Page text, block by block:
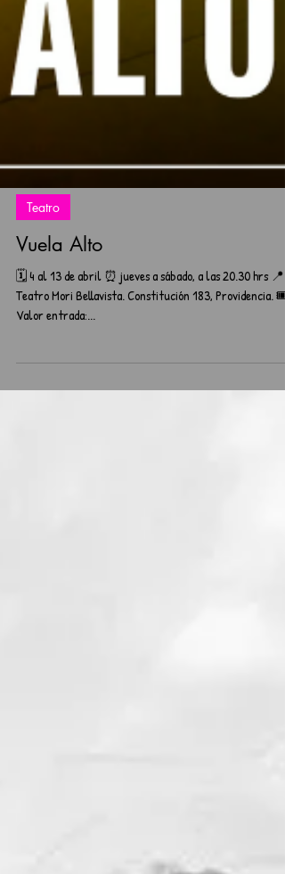
Teatro
Vuela Alto
🗓️ 4 al 13 de abril ⏰ jueves a sábado, a las 20.30 hrs 📍